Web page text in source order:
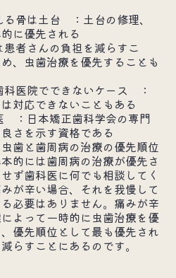
骨は土台 ：土台の修理、
に優先される
者さんの負担を減らすこ
、虫歯治療を優先することも
医院でできないケース ：
対応できないこともある
：日本矯正歯科学会の専門
さを示す資格である
歯と歯周病の治療の優先順位
的には歯周病の治療が優先さ
ず歯科医に何でも相談してく
が辛い場合、それを我慢して
必要はありません。痛みが辛
よって一時的に虫歯治療を優
優先順位として最も優先され
らすことにあるのです。